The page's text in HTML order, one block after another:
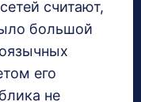
считают,
большой
его
не